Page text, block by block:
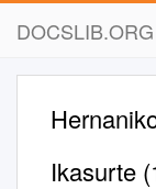
DOCSLIB.ORG
Ikasurte